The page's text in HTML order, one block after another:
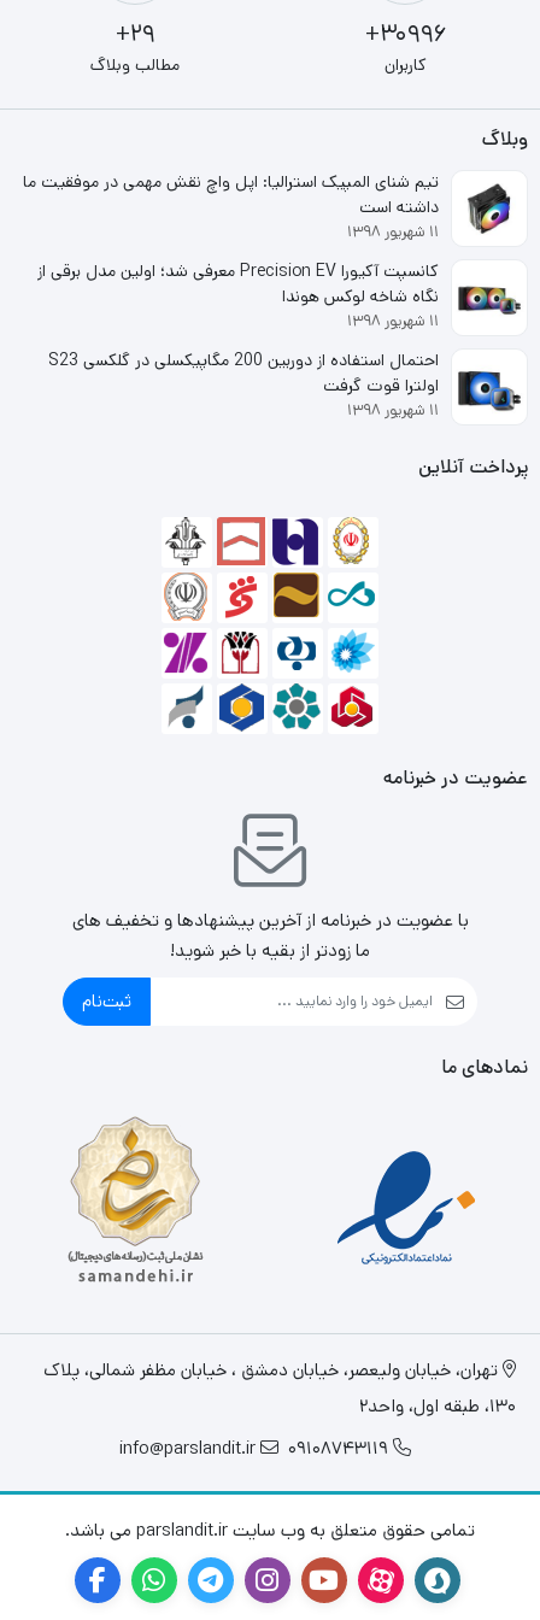
30996+
کاربران
29+
مطالب وبلاگ
وبلاگ
تیم شنای المپیک استرالیا: اپل واچ نقش مهمی در موفقیت ما
داشته است
۱۱ شهریور ۱۳۹۸
کانسپت آکیورا Precision EV معرفی شد؛ اولین مدل برقی از
نگاه شاخه لوکس هوندا
۱۱ شهریور ۱۳۹۸
احتمال استفاده از دوربین 200 مگاپیکسلی در گلکسی S23
اولترا قوت گرفت
۱۱ شهریور ۱۳۹۸
پرداخت آنلاین
عضویت در خبرنامه
با عضویت در خبرنامه از آخرین پیشنهادها و تخفیف های
ما زودتر از بقیه با خبر شوید!
ثبت‌نام
نمادهای ما
تهران، خيابان وليعصر، خیابان دمشق ، خیابان مظفر شمالی، پلاک
130، طبقه اول، واحد2
09108743119
info@parslandit.ir
تمامی حقوق متعلق به وب سایت parslandit.ir می باشد.